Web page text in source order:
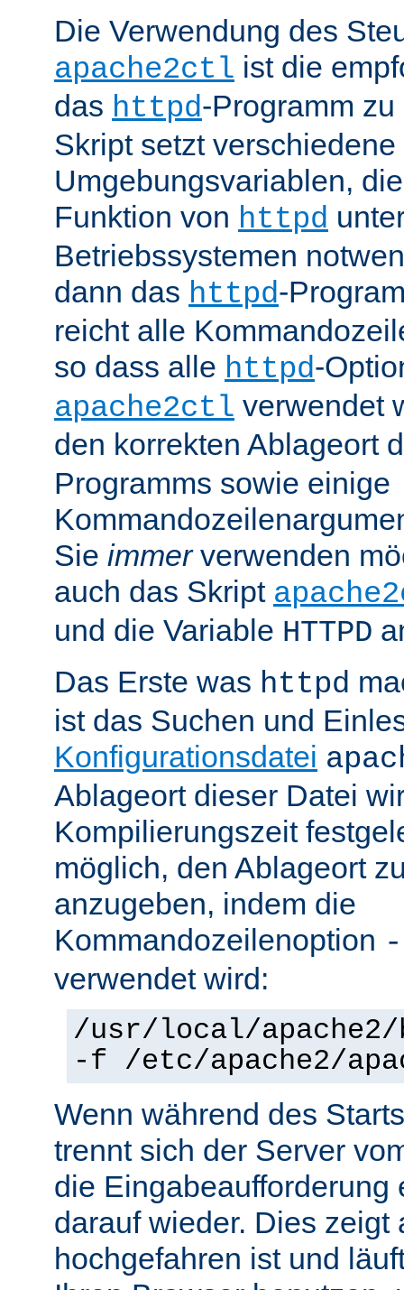
Die Verwendung des
apache2ctl ist die
das httpd-Programm
Skript setzt verschiedene
Umgebungsvariablen,
Funktion von httpd
Betriebssystemen
dann das httpd-
reicht alle
so dass alle httpd-
apache2ctl verwendet
den korrekten Ablageort
Programms sowie einige
Sie immerverwenden
auch das Skript
und die Variable HTTPD
Das Erste was httpd
ist das Suchen und
Konfigurationsdatei
Ablageort dieser Datei
Kompilierungszeit
möglich, den Ablageort
anzugeben, indem die
Kommandozeilenoption
verwendet wird:
/usr/local/
-f /etc/apache2/
Wenn während des
trennt sich der Server
die Eingabeaufforderung
darauf wieder. Dies zeigt
hochgefahren ist und